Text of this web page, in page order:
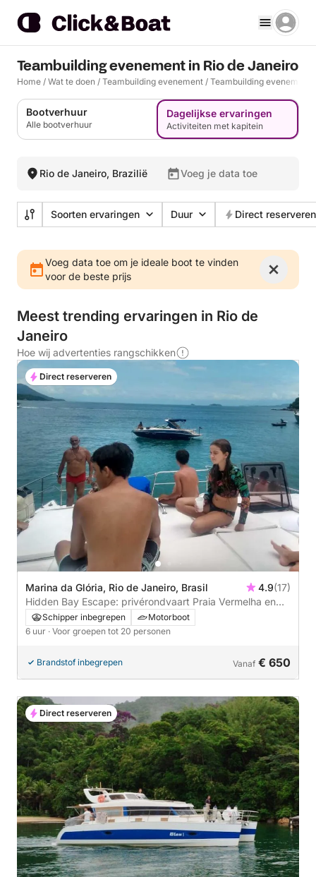
Teambuilding evenement in Rio de Janeiro
Home / Wat te doen / Teambuilding evenement / Teambuilding evenement
Bootverhuur
Alle bootverhuur
Dagelijkse ervaringen
Activiteiten met kapitein
Rio de Janeiro, Brazilië Voeg je data toe
Soorten ervaringen Duur Direct reserveren
Voeg data toe om je ideale boot te vinden
voor de beste prijs
Meest trending ervaringen in Rio de
Janeiro
Hoe wij advertenties rangschikken
Marina da Glória, Rio de Janeiro, Brasil 4.9(17)
Hidden Bay Escape: privérondvaart Praia Vermelha en
UrcaSchipper inbegrepen
Motorboot
6 uur · Voor groepen tot 20 personen
Brandstof inbegrepen Vanaf € 650
Direct reserveren
Direct reserveren